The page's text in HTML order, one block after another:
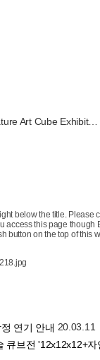
Art Cube Exhibit…
below the title. Please
access this page though
on the top of this
연기 안내 20.03.11
큐브전 '12x12x12+자